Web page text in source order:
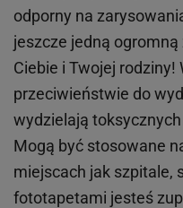
odporny na
jeszcze jedną
Ciebie i Twojej rodziny!
przeciwieństwie do
wydzielają
Mogą być stosowane
miejscach jak szpitale,
fototapetami jesteś